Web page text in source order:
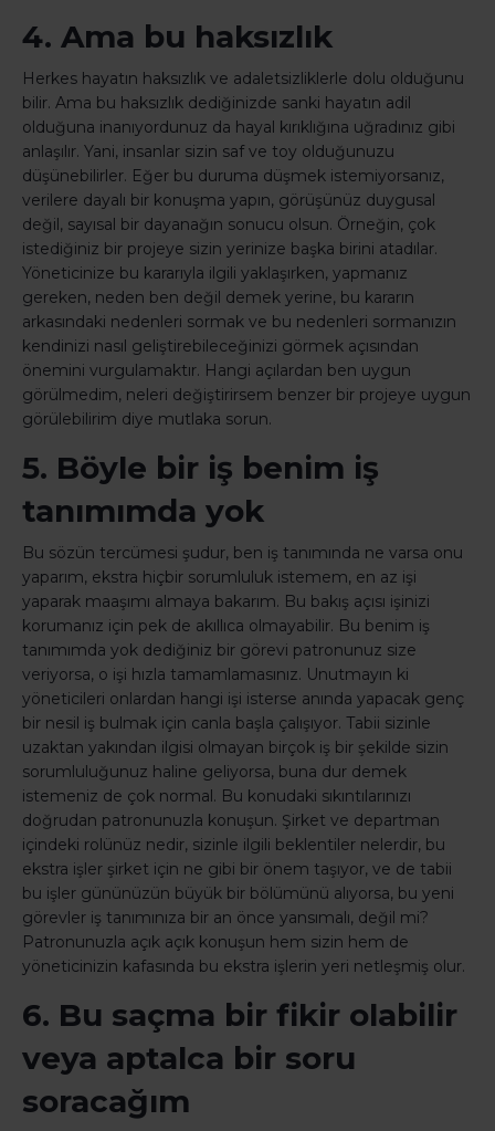
4. Ama bu haksızlık
Herkes hayatın haksızlık ve adaletsizliklerle dolu olduğunu
bilir. Ama bu haksızlık dediğinizde sanki hayatın adil
olduğuna inanıyordunuz da hayal kırıklığına uğradınız gibi
anlaşılır. Yani, insanlar sizin saf ve toy olduğunuzu
düşünebilirler. Eğer bu duruma düşmek istemiyorsanız,
verilere dayalı bir konuşma yapın, görüşünüz duygusal
değil, sayısal bir dayanağın sonucu olsun. Örneğin, çok
istediğiniz bir projeye sizin yerinize başka birini atadılar.
Yöneticinize bu kararıyla ilgili yaklaşırken, yapmanız
gereken, neden ben değil demek yerine, bu kararın
arkasındaki nedenleri sormak ve bu nedenleri sormanızın
kendinizi nasıl geliştirebileceğinizi görmek açısından
önemini vurgulamaktır. Hangi açılardan ben uygun
görülmedim, neleri değiştirirsem benzer bir projeye uygun
görülebilirim diye mutlaka sorun.
5. Böyle bir iş benim iş
tanımımda yok
Bu sözün tercümesi şudur, ben iş tanımında ne varsa onu
yaparım, ekstra hiçbir sorumluluk istemem, en az işi
yaparak maaşımı almaya bakarım. Bu bakış açısı işinizi
korumanız için pek de akıllıca olmayabilir. Bu benim iş
tanımımda yok dediğiniz bir görevi patronunuz size
veriyorsa, o işi hızla tamamlamasınız. Unutmayın ki
yöneticileri onlardan hangi işi isterse anında yapacak genç
bir nesil iş bulmak için canla başla çalışıyor. Tabii sizinle
uzaktan yakından ilgisi olmayan birçok iş bir şekilde sizin
sorumluluğunuz haline geliyorsa, buna dur demek
istemeniz de çok normal. Bu konudaki sıkıntılarınızı
doğrudan patronunuzla konuşun. Şirket ve departman
içindeki rolünüz nedir, sizinle ilgili beklentiler nelerdir, bu
ekstra işler şirket için ne gibi bir önem taşıyor, ve de tabii
bu işler gününüzün büyük bir bölümünü alıyorsa, bu yeni
görevler iş tanımınıza bir an önce yansımalı, değil mi?
Patronunuzla açık açık konuşun hem sizin hem de
yöneticinizin kafasında bu ekstra işlerin yeri netleşmiş olur.
6. Bu saçma bir fikir olabilir
veya aptalca bir soru
soracağım